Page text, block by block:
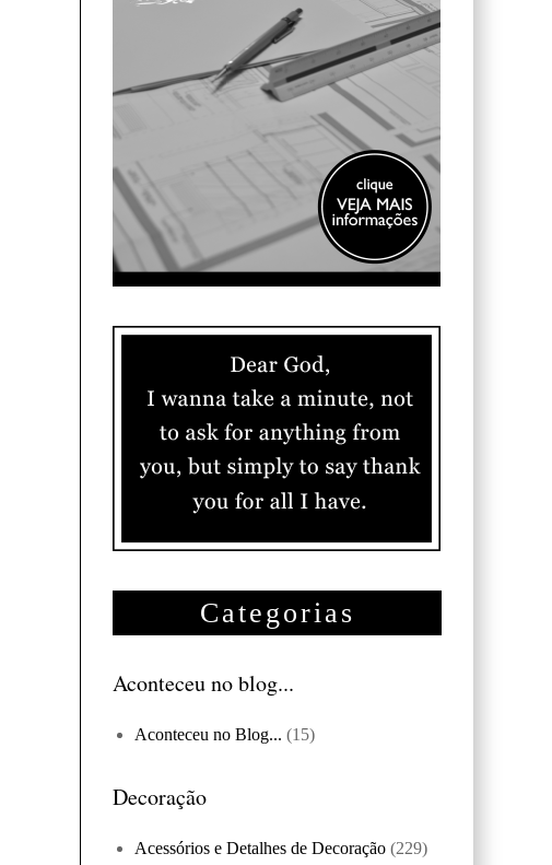
Categorias
Aconteceu no blog...
Aconteceu no Blog... (15)
Decoração
Acessórios e Detalhes de Decoração (229)